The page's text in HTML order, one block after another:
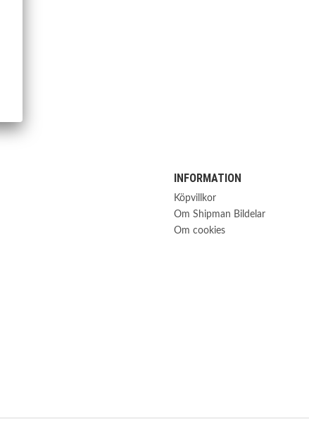
INFORMATION
Köpvillkor
Om Shipman Bildelar
Om cookies